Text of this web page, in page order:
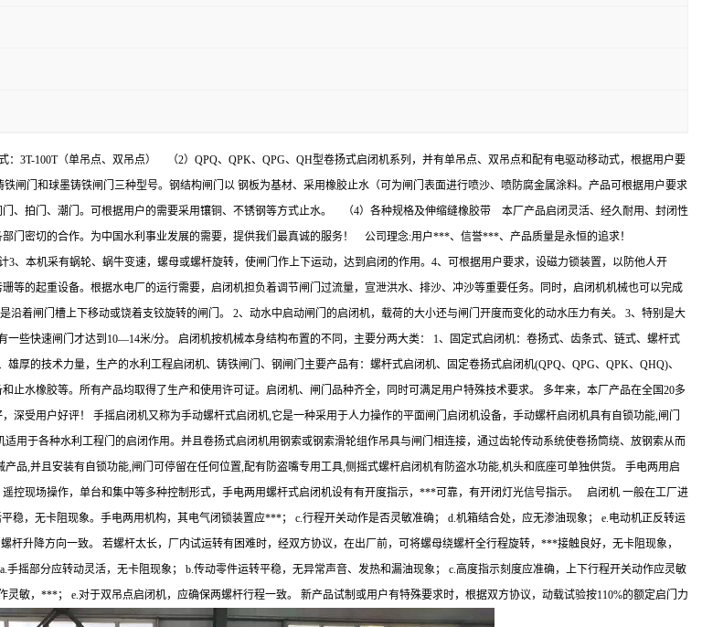
3T-100T（单吊点、双吊点） （2）QPQ、QPK、QPG、QH型卷扬式启闭机系列，并有单吊点、双吊点和配有电驱动移动式，根据用户要
门和球墨铸铁闸门三种型号。钢结构闸门以 钢板为基材、采用橡胶止水（可为闸门表面进行喷沙、喷防腐金属涂料。产品可根据用户要求
、拍门、潮门。可根据用户的需要采用镶铜、不锈钢等方式止水。 （4）各种规格及伸缩缝橡胶带 本厂产品启闭灵活、经久耐用、封闭性
各部门密切的合作。为中国水利事业发展的需要，提供我们最真诚的服务！ 公司理念:用户***、信誉***、产品质量是永恒的追求！
采有蜗轮、蜗牛变速，螺母或螺杆旋转，使闸门作上下运动，达到启闭的作用。4、可根据用户要求，设磁力锁装置，以防他人开
的起重设备。根据水电厂的运行需要，启闭机担负着调节闸门过流量，宣泄洪水、排沙、冲沙等重要任务。同时，启闭机机械也可以完成
着闸门槽上下移动或饶着支铰旋转的闸门。 2、动水中启动闸门的启闭机，载荷的大小还与闸门开度而变化的动水压力有关。 3、特别是大
些快速闸门才达到10—14米/分。 启闭机按机械本身结构布置的不同，主要分两大类： 1、固定式启闭机：卷扬式、齿条式、链式、螺杆式
的技术力量，生产的水利工程启闭机、铸铁闸门、钢闸门主要产品有：螺杆式启闭机、固定卷扬式启闭机(QPQ、QPG、QPK、QHQ)、
水橡胶等。所有产品均取得了生产和使用许可证。启闭机、闸门品种齐全，同时可满足用户特殊技术要求。 多年来，本厂产品在全国20多
受用户好评！ 手摇启闭机又称为手动螺杆式启闭机,它是一种采用于人力操作的平面闸门启闭机设备，手动螺杆启闭机具有自锁功能,闸门
用于各种水利工程门的启闭作用。并且卷扬式启闭机用钢索或钢索滑轮组作吊具与闸门相连接，通过齿轮传动系统使卷扬筒绕、放钢索从而
品,并且安装有自锁功能,闸门可停留在任何位置,配有防盗嘴专用工具,侧摇式螺杆启闭机有防盗水功能,机头和底座可单独供货。 手电两用启
控现场操作，单台和集中等多种控制形式，手电两用螺杆式启闭机设有有开度指示，***可靠，有开闭灯光信号指示。 启闭机 一般在工厂进
，无卡阻现象。手电两用机构，其电气闭锁装置应***； c.行程开关动作是否灵敏准确； d.机箱结合处，应无渗油现象； e.电动机正反转运
升降方向一致。 若螺杆太长，厂内试运转有困难时，经双方协议，在出厂前，可将螺母绕螺杆全行程旋转，***接触良好，无卡阻现象，
摇部分应转动灵活，无卡阻现象； b.传动零件运转平稳，无异常声音、发热和漏油现象； c.高度指示刻度应准确，上下行程开关动作应灵敏
敏，***； e.对于双吊点启闭机，应确保两螺杆行程一致。 新产品试制或用户有特殊要求时，根据双方协议，动载试验按110%的额定启门力